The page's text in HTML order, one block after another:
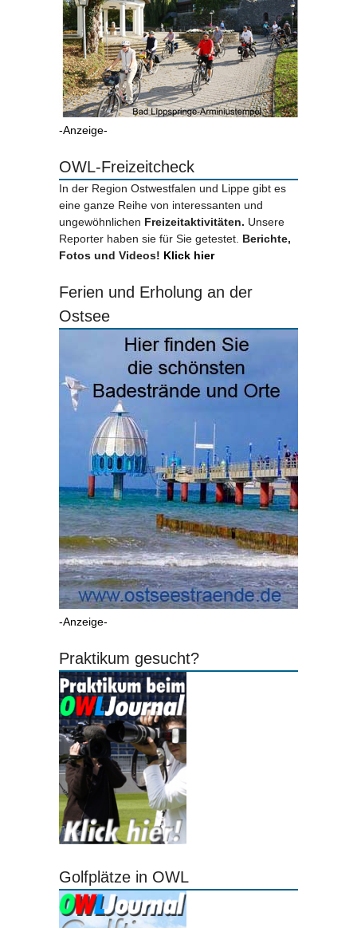
-Anzeige-
OWL-Freizeitcheck
In der Region Ostwestfalen und Lippe gibt es
eine ganze Reihe von interessanten und
ungewöhnlichen Freizeitaktivitäten. Unsere
Reporter haben sie für Sie getestet. Berichte,
Fotos und Videos! Klick hier
Ferien und Erholung an der
Ostsee
-Anzeige-
Praktikum gesucht?
Golfplätze in OWL